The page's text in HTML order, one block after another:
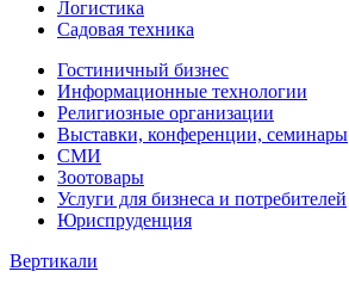
Логистика
Садовая техника
Гостиничный бизнес
Информационные технологии
Религиозные организации
Выставки, конференции, семинары
СМИ
Зоотовары
Услуги для бизнеса и потребителей
Юриспруденция
Вертикали